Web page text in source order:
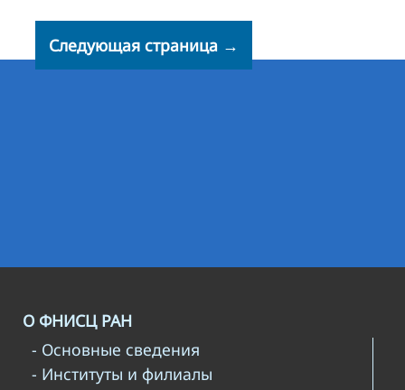
Следующая страница →
О ФНИСЦ РАН
- Основные сведения
- Институты и филиалы